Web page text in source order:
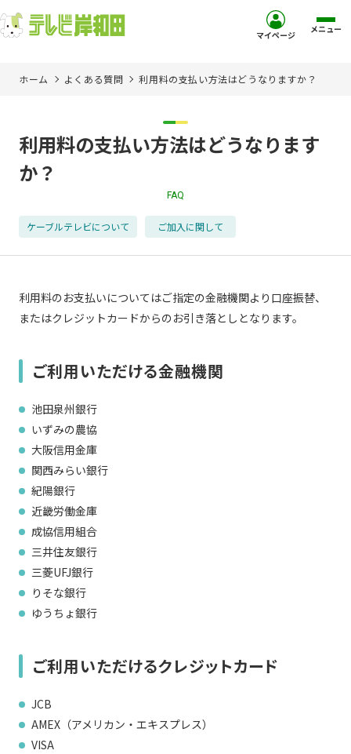
サービス
お客様サポート
コミュニティチャンネル
ご加入を検討中の方
企業情報
アクセス
採用情報
個人情報保護に関する基
本方針
個人情報の保護に関する
マイページ メニュー
ホーム よくある質問 利用料の支払い方法はどうなりますか？
利用料の支払い方法はどうなります
か？
FAQ
ケーブルテレビについて ご加入に関して
利用料のお支払いについてはご指定の金融機関より口座振替、
またはクレジットカードからのお引き落としとなります。
ご利用いただける金融機関
池田泉州銀行
いずみの農協
大阪信用金庫
関西みらい銀行
紀陽銀行
近畿労働金庫
成協信用組合
三井住友銀行
三菱UFJ銀行
りそな銀行
ゆうちょ銀行
ご利用いただけるクレジットカード
JCB
AMEX（アメリカン・エキスプレス）
VISA